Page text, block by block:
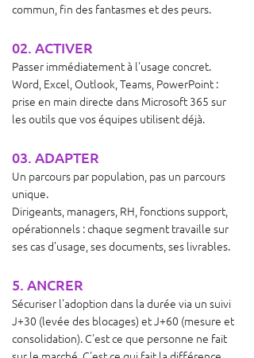
commun, fin des fantasmes et des peurs.
02. ACTIVER
Passer immédiatement à l'usage concret.
Word, Excel, Outlook, Teams, PowerPoint :
prise en main directe dans Microsoft 365 sur
les outils que vos équipes utilisent déjà.
03. ADAPTER
Un parcours par population, pas un parcours
unique.
Dirigeants, managers, RH, fonctions support,
opérationnels : chaque segment travaille sur
ses cas d'usage, ses documents, ses livrables.
5. ANCRER
Sécuriser l'adoption dans la durée via un suivi
J+30 (levée des blocages) et J+60 (mesure et
consolidation). C'est ce que personne ne fait